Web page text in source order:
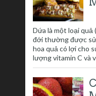
Dứa là một loại
đới thường được
hoa quả có lợi cho
lượng vitamin C và